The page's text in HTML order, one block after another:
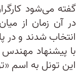
گفته می‌شود
در آن زمان از
انتخاب شدند و در
با پیشنهاد مهندس
این تونل به اسم